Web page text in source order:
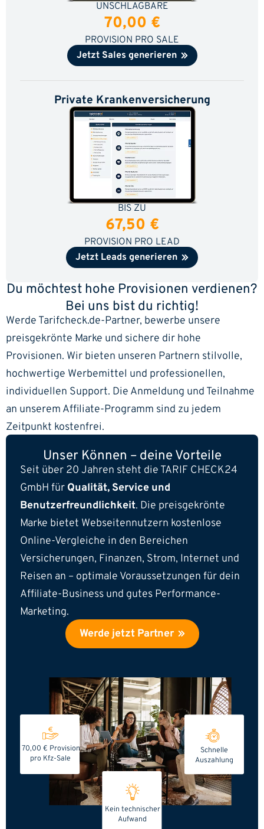
UNSCHLAGBARE
70,00 €
PROVISION PRO SALE
Jetzt Sales generieren
Private Krankenversicherung
BIS ZU
67,50 €
PROVISION PRO LEAD
Jetzt Leads generieren
Du möchtest hohe Provisionen verdienen?
Bei uns bist du richtig!
Werde Tarifcheck.de-Partner, bewerbe unsere
preisgekrönte Marke und sichere dir hohe
Provisionen. Wir bieten unseren Partnern stilvolle,
hochwertige Werbemittel und professionellen,
individuellen Support. Die Anmeldung und Teilnahme
an unserem Affiliate-Programm sind zu jedem
Zeitpunkt kostenfrei.
Kein technischer
Aufwand
Schnelle
Auszahlung
70,00 € Provision
pro Kfz-Sale
Unser Können –deine Vorteile
Seit über 20 Jahren steht die TARIF CHECK24
GmbH für Qualität, Service und
Benutzerfreundlichkeit. Die preisgekrönte
Marke bietet Webseitennutzern kostenlose
Online-Vergleiche in den Bereichen
Versicherungen, Finanzen, Strom, Internet und
Reisen an – optimale Voraussetzungen für dein
Affiliate-Business und gutes Performance-
Marketing.
Werde jetzt Partner